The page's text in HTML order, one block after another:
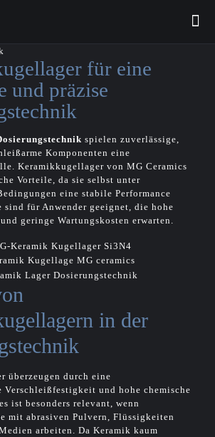
für eine
und präzise
spielen zuverlässige,
Komponenten eine
Keramikkugellager von MG Ceramics
Vorteile, da sie selbst unter
eine stabile Performance
sind für Anwender geeignet, die hohe
geringe Wartungskosten erwarten.
in der
überzeugen durch eine
Verschleißfestigkeit und hohe chemische
ist besonders relevant, wenn
mit abrasiven Pulvern, Flüssigkeiten
arbeiten. Da Keramik kaum